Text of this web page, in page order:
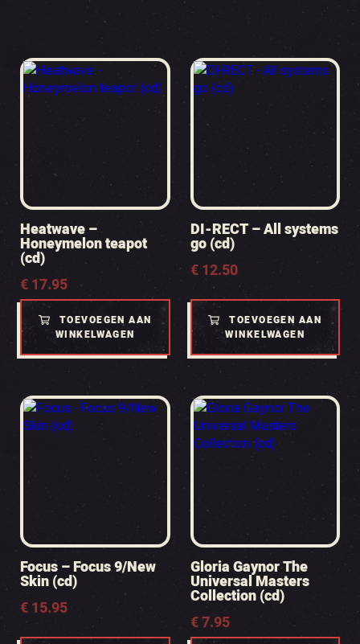
Heatwave –
Honeymelon teapot
(cd)
€17.95
TOEVOEGEN AAN
WINKELWAGEN
DI-RECT – All systems
go (cd)
€12.50
TOEVOEGEN AAN
WINKELWAGEN
Focus – Focus 9/New
Skin (cd)
€15.95
Gloria Gaynor The
Universal Masters
Collection (cd)
€7.95